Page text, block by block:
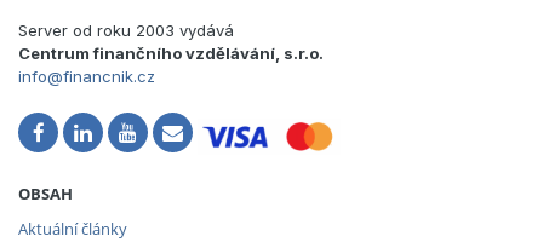
Server od roku 2003 vydává
Centrum finančního vzdělávání, s.r.o.
info@financnik.cz
OBSAH
Aktuální články